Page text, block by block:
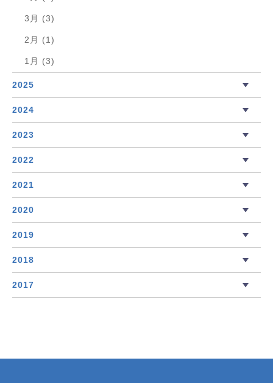
3月 (3)
2月 (1)
1月 (3)
2025
2024
2023
2022
2021
2020
2019
2018
2017